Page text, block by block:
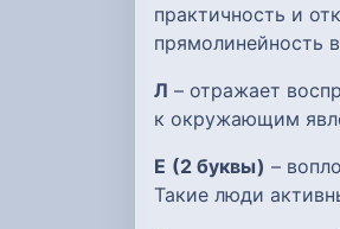
практичность и
прямолинейность
Л – отражает
к окружающим
Е (2 буквы) –
Такие люди